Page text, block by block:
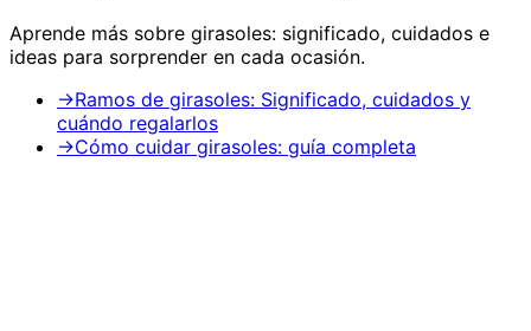
Aprende más sobre girasoles: significado, cuidados e
ideas para sorprender en cada ocasión.
→Ramos de girasoles: Significado, cuidados y
cuándo regalarlos
→Cómo cuidar girasoles: guía completa